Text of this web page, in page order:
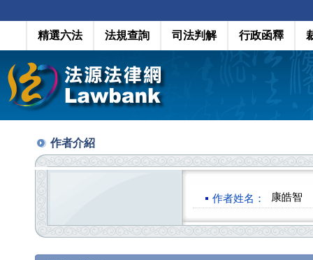
精選六法 法規查詢 司法判解 行政函釋
作者介紹
作者姓名： 康皓智